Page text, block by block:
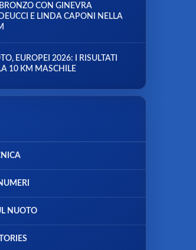
CON GINEVRA
E LINDA CAPONI NELLA
EUROPEI 2026: I RISULTATI
10 KM MASCHILE
NUOTO